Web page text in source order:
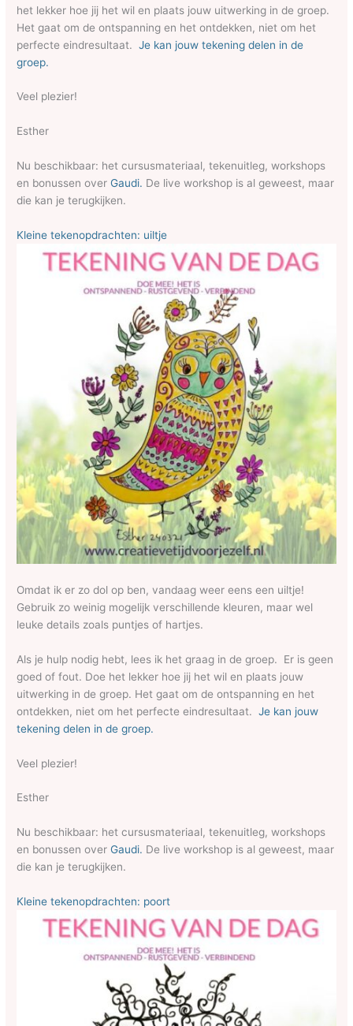
het lekker hoe jij het wil en plaats jouw uitwerking in de groep.
Het gaat om de ontspanning en het ontdekken, niet om het
perfecte eindresultaat. Je kan jouw tekening delen in de
groep.
Veel plezier!
Esther
Nu beschikbaar: het cursusmateriaal, tekenuitleg, workshops
en bonussen overGaudi. De live workshop is al geweest, maar
die kan je terugkijken.
Kleine tekenopdrachten: uiltje
Omdat ik er zo dol op ben, vandaag weer eens een uiltje!
Gebruik zo weinig mogelijk verschillende kleuren, maar wel
leuke details zoals puntjes of hartjes.
Als je hulp nodig hebt, lees ik het graag in de groep. Er is geen
goed of fout. Doe het lekker hoe jij het wil en plaats jouw
uitwerking in de groep. Het gaat om de ontspanning en het
ontdekken, niet om het perfecte eindresultaat. Je kan jouw
tekening delen in de groep.
Veel plezier!
Esther
Nu beschikbaar: het cursusmateriaal, tekenuitleg, workshops
en bonussen overGaudi. De live workshop is al geweest, maar
die kan je terugkijken.
Kleine tekenopdrachten: poort